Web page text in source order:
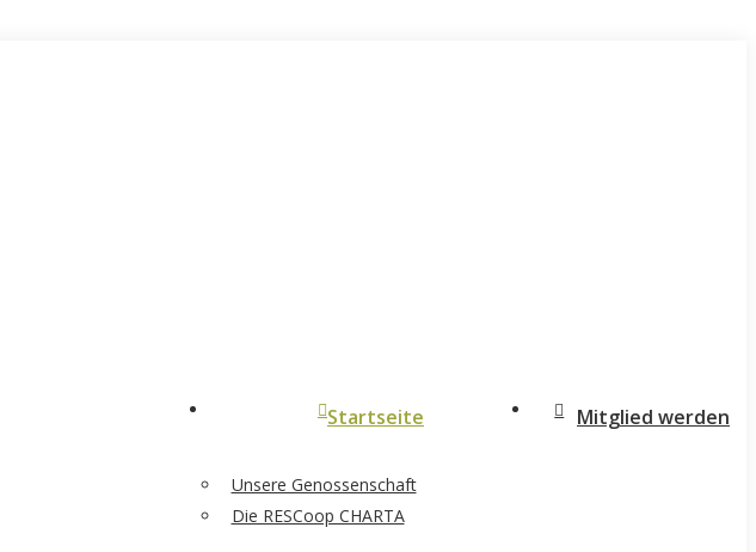
Startseite
Unsere Genossenschaft
Die RESCoop CHARTA
Mitglied werden